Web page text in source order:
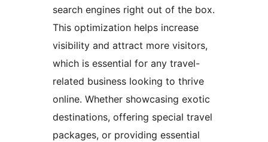
search engines right out of the box.
This optimization helps increase
visibility and attract more visitors,
which is essential for any travel-
related business looking to thrive
online. Whether showcasing exotic
destinations, offering special travel
packages, or providing essential